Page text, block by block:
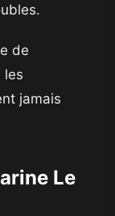
de
les
jamais
Le